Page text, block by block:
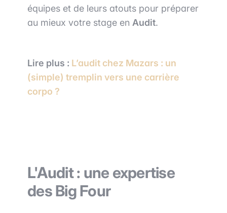
équipes et de leurs atouts pour préparer
au mieux votre stage en Audit.
Lire plus : L’audit chez Mazars : un
(simple) tremplin vers une carrière
corpo ?
L'Audit : une expertise
des Big Four